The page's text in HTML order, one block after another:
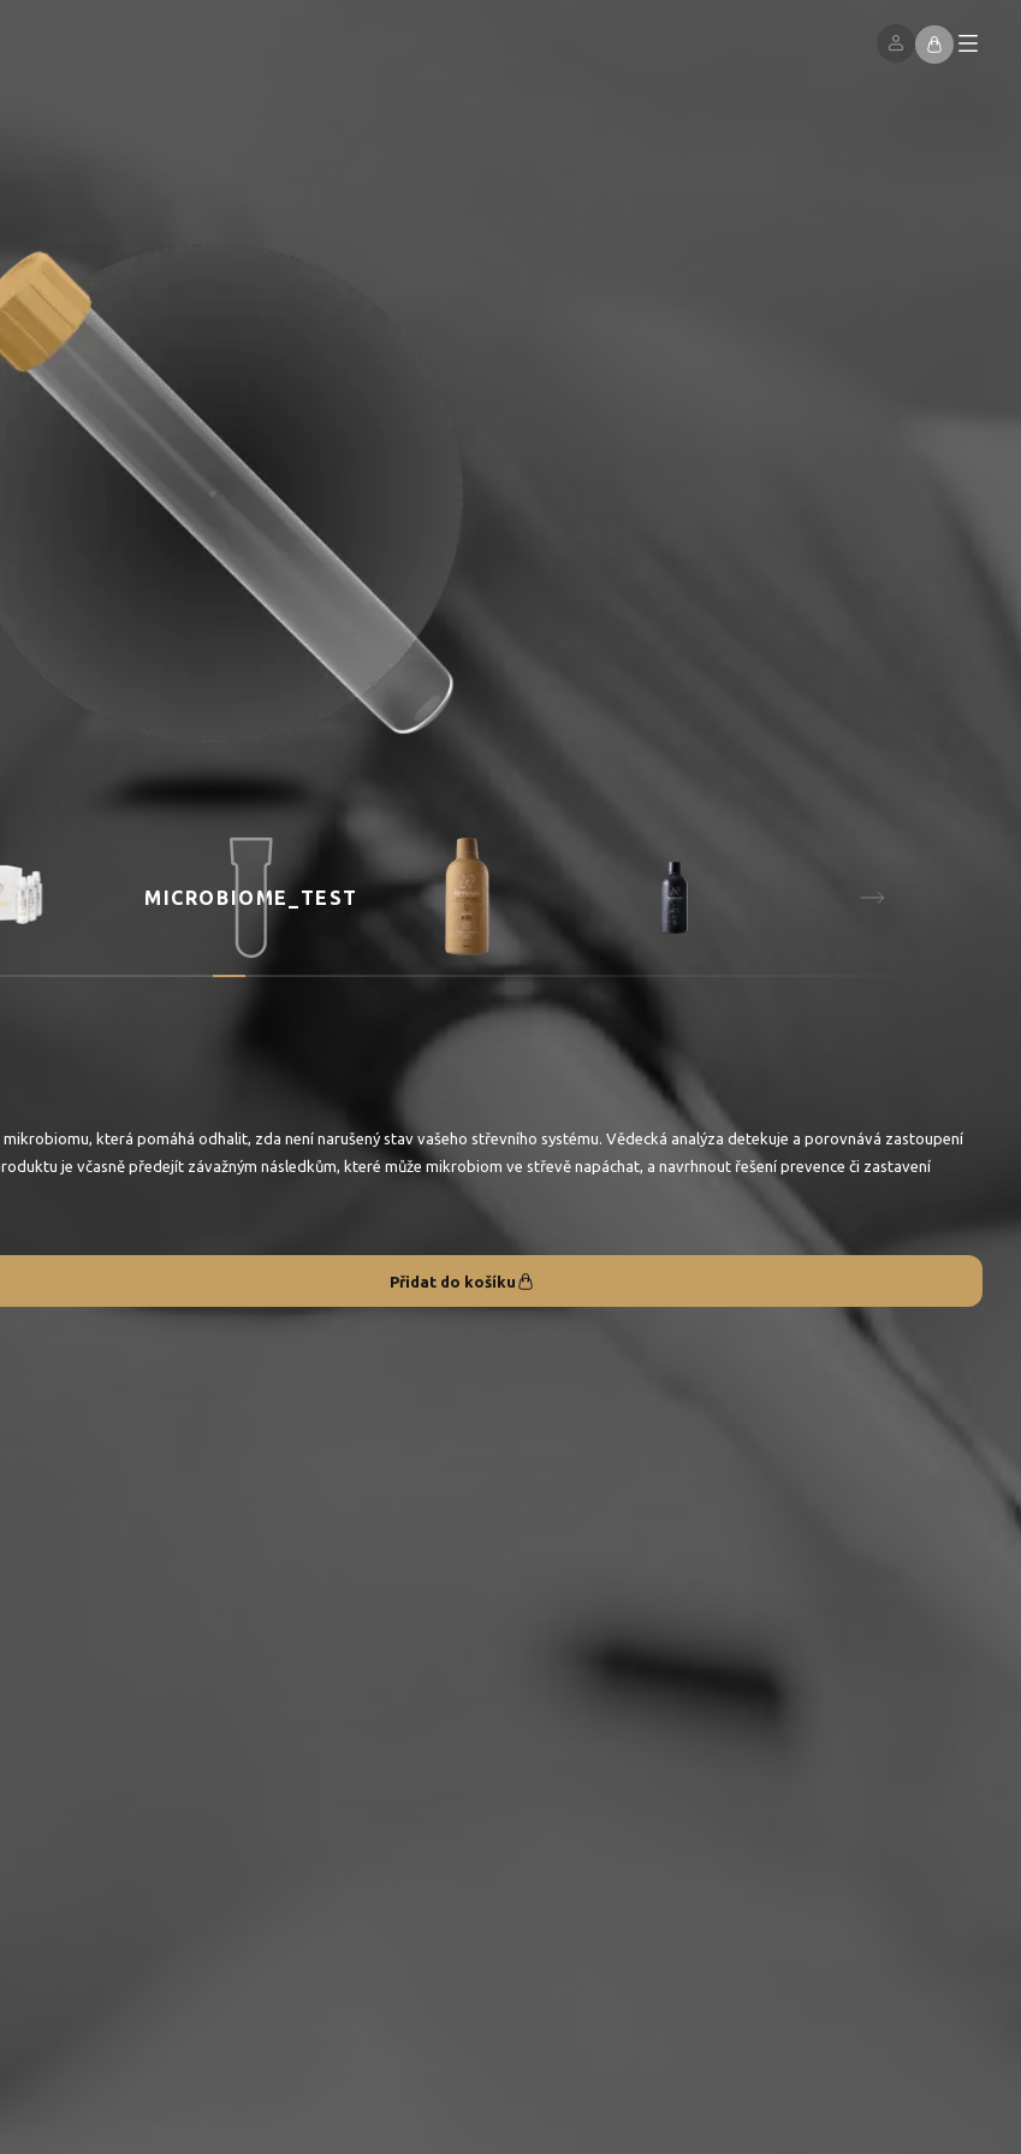
MICROBIOME_TEST
která pomáhá odhalit, zda není narušený stav vašeho střevního systému. Vědecká analýza detekuje a porovnává zastoupení
je včasně předejít závažným následkům, které může mikrobiom ve střevě napáchat, a navrhnout řešení prevence či zastavení
Přidat do košíku